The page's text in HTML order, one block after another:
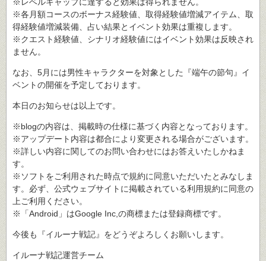
※各月額コースのボーナス経験値、取得経験値増減アイテム、取
得経験値増減装備、占い結果とイベント効果は重複します。
※クエスト経験値、シナリオ経験値にはイベント効果は反映され
ません。
なお、5月には男性キャラクターを対象とした『端午の節句』イ
ベントの開催を予定しております。
本日のお知らせは以上です。
※blogの内容は、掲載時の仕様に基づく内容となっております。
※アップデート内容は都合により変更される場合がございます。
※詳しい内容に関してのお問い合わせにはお答えいたしかねま
す。
※ソフトをご利用された時点で規約に同意いただいたとみなしま
す。必ず、公式ウェブサイトに掲載されている利用規約に同意の
上ご利用ください。
※「Android」はGoogle Inc,の商標または登録商標です。
今後も『イルーナ戦記』をどうぞよろしくお願いします。
イルーナ戦記運営チーム